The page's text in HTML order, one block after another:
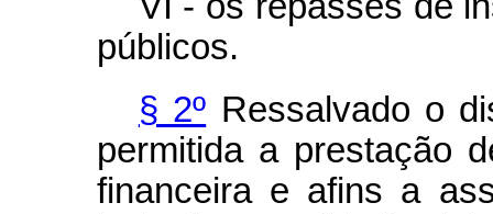
públicos.
§ 2º Ressalvado o
permitida a prestação
financeira e afins a